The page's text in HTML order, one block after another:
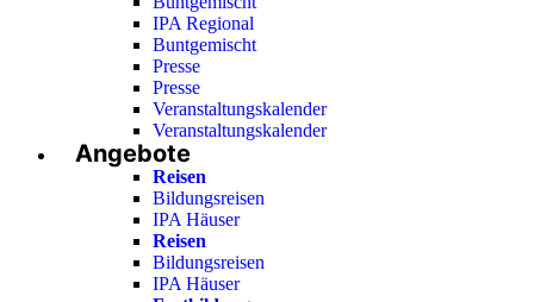
IPA Regional
Buntgemischt
Presse
Presse
Veranstaltungskalender
Veranstaltungskalender
Angebote
Reisen
Bildungsreisen
IPA Häuser
Reisen
Bildungsreisen
IPA Häuser